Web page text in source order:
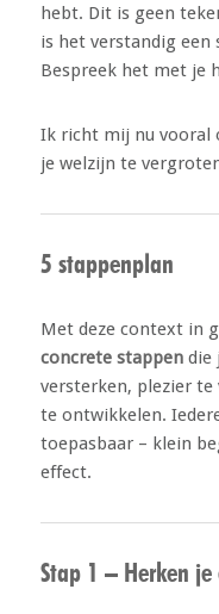
hebt. Dit is geen
is het verstandig een
Bespreek het met je
Ik richt mij nu vooral
je welzijn te
5 stappenplan
Met deze context in
concrete stappendie
versterken, plezier te
te ontwikkelen.
toepasbaar – klein
effect.
Stap 1 – Herken je